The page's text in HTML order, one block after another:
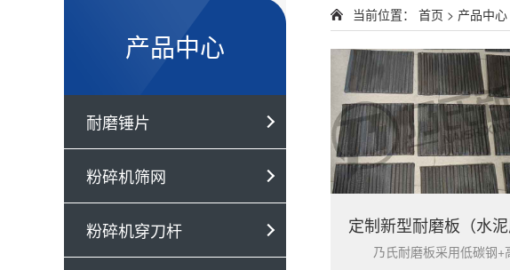
产品中心
耐磨锤片
粉碎机筛网
粉碎机穿刀杆
当前位置： 首页 > 产品中心